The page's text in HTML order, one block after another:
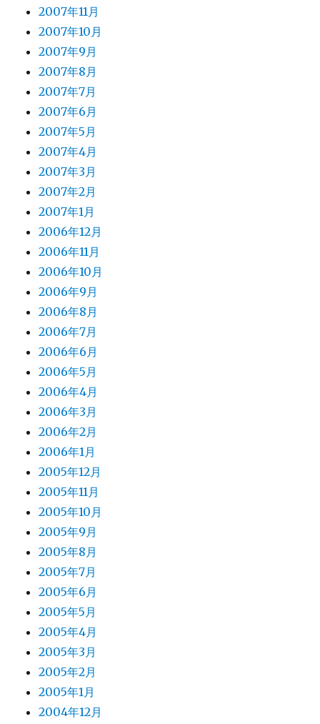
2007年11月
2007年10月
2007年9月
2007年8月
2007年7月
2007年6月
2007年5月
2007年4月
2007年3月
2007年2月
2007年1月
2006年12月
2006年11月
2006年10月
2006年9月
2006年8月
2006年7月
2006年6月
2006年5月
2006年4月
2006年3月
2006年2月
2006年1月
2005年12月
2005年11月
2005年10月
2005年9月
2005年8月
2005年7月
2005年6月
2005年5月
2005年4月
2005年3月
2005年2月
2005年1月
2004年12月